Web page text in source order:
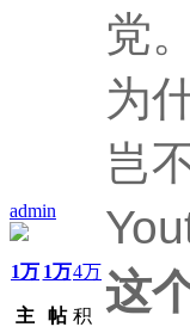
admin
1万
主
1万
帖
4万
积
党。
为
岂
这